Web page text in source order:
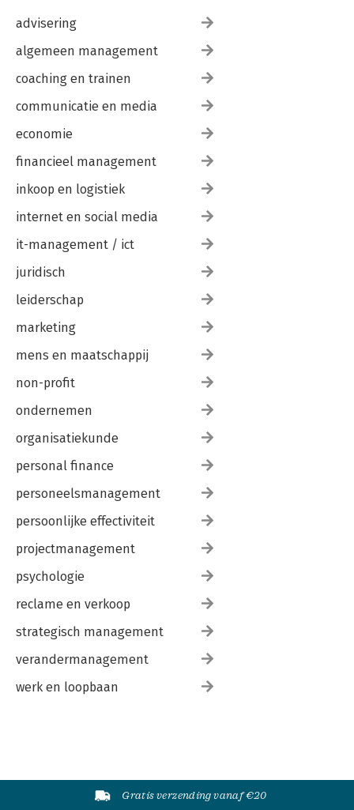
advisering
algemeen management
coaching en trainen
communicatie en media
economie
financieel management
inkoop en logistiek
internet en social media
it-management / ict
juridisch
leiderschap
marketing
mens en maatschappij
non-profit
ondernemen
organisatiekunde
personal finance
personeelsmanagement
persoonlijke effectiviteit
projectmanagement
psychologie
reclame en verkoop
strategisch management
verandermanagement
werk en loopbaan
Gratis verzending vanaf €20